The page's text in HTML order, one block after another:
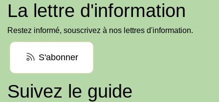
La lettre d'information
Restez informé, souscrivez à nos lettres d'information.
S'abonner
Suivez le guide